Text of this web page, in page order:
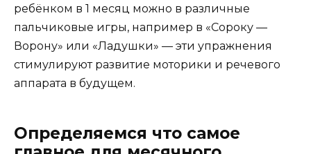
ребёнком в 1 месяц можно в различные
пальчиковые игры, например в «Сороку —
Ворону» или «Ладушки» — эти упражнения
стимулируют развитие моторики и речевого
аппарата в будущем.
Определяемся что самое